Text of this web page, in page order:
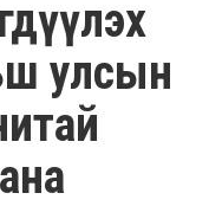
улсын